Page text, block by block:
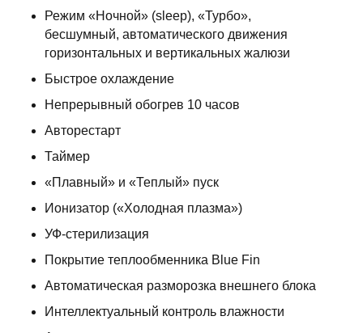
Режим «Ночной» (sleep), «Турбо»,
бесшумный, автоматического движения
горизонтальных и вертикальных жалюзи
Быстрое охлаждение
Непрерывный обогрев 10 часов
Авторестарт
Таймер
«Плавный» и «Теплый» пуск
Ионизатор («Холодная плазма»)
УФ-стерилизация
Покрытие теплообменника Blue Fin
Автоматическая разморозка внешнего блока
Интеллектуальный контроль влажности